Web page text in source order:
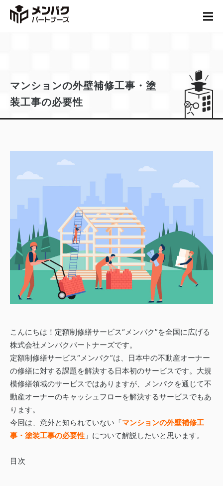
マンションの外壁補修工事・塗
装工事の必要性
こんにちは！定額制修繕サービス“メンパク”を全国に広げる
株式会社メンパクパートナーズです。
定額制修繕サービス“メンパク”は、日本中の不動産オーナー
の修繕に対する課題を解決する日本初のサービスです。大規
模修繕領域のサービスではありますが、メンパクを通じて不
動産オーナーのキャッシュフローを解決するサービスでもあ
ります。
今回は、 意外と知られていない「マンションの外壁補修工
事・塗装工事の必要性 」について解説したいと思います。
目次